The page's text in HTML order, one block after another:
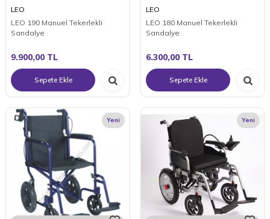
LEO
LEO 190 Manuel Tekerlekli
Sandalye
9.900,00 TL
Sepete Ekle
LEO
LEO 180 Manuel Tekerlekli
Sandalye
6.300,00 TL
Sepete Ekle
Yeni Yeni